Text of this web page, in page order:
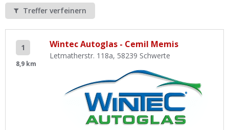
Treffer verfeinern
1
8,9 km
Wintec Autoglas - Cemil Memis
Letmatherstr. 118a, 58239 Schwerte